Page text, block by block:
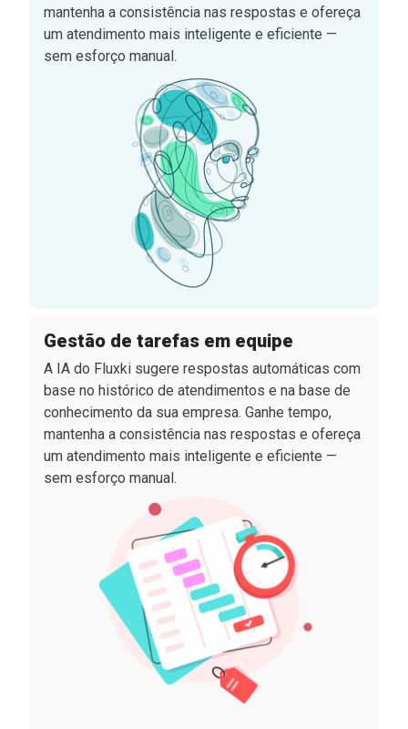
mantenha a consistência nas respostas e ofereça
um atendimento mais inteligente e eficiente —
sem esforço manual.
Gestão de tarefas em equipe
A IA do Fluxki sugere respostas automáticas com
base no histórico de atendimentos e na base de
conhecimento da sua empresa. Ganhe tempo,
mantenha a consistência nas respostas e ofereça
um atendimento mais inteligente e eficiente —
sem esforço manual.